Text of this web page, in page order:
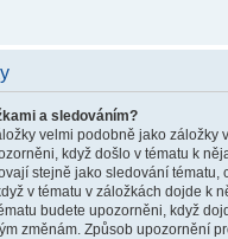
a sledováním?
velmi podobně jako záložky
když došlo v tématu k
stejně jako sledování tématu,
v tématu v záložkách dojde k
budete upozorněni, když
změnám. Způsob upozornění